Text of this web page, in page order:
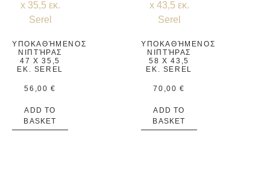
ΥΠΟΚΑΘΉΜΕΝΟΣ
ΝΙΠΤΉΡΑΣ
47 X 35,5
ΕΚ. SEREL
56,00€
ADD TO
BASKET
ΥΠΟΚΑΘΉΜΕΝΟΣ
ΝΙΠΤΉΡΑΣ
58 X 43,5
ΕΚ. SEREL
70,00€
ADD TO
BASKET